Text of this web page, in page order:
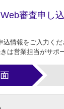
Web審査申し
込情報をご入力くだ
は営業担当がサポ